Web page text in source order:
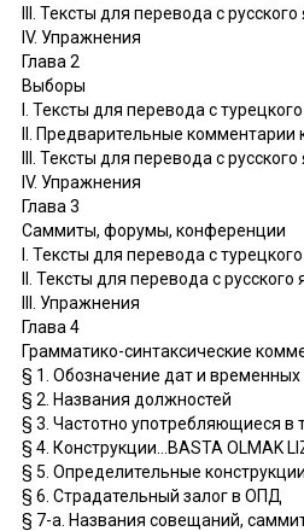
III. Тексты для перевода с русского
IV. Упражнения
Глава 2
Выборы
I. Тексты для перевода с
II. Предварительные комментарии
III. Тексты для перевода с русского
IV. Упражнения
Глава 3
Саммиты, форумы, конференции
I. Тексты для перевода с
II. Тексты для перевода с русского
III. Упражнения
Глава 4
Грамматико-синтаксические
§ 1. Обозначение дат и
§ 2. Названия должностей
§ 3. Частотно употребляющиеся
§ 4. Конструкции...ВАSТА OLMAK
§ 5. Определительные
§ 6. Страдательный залог в ОПД
§ 7-а. Названия совещаний,